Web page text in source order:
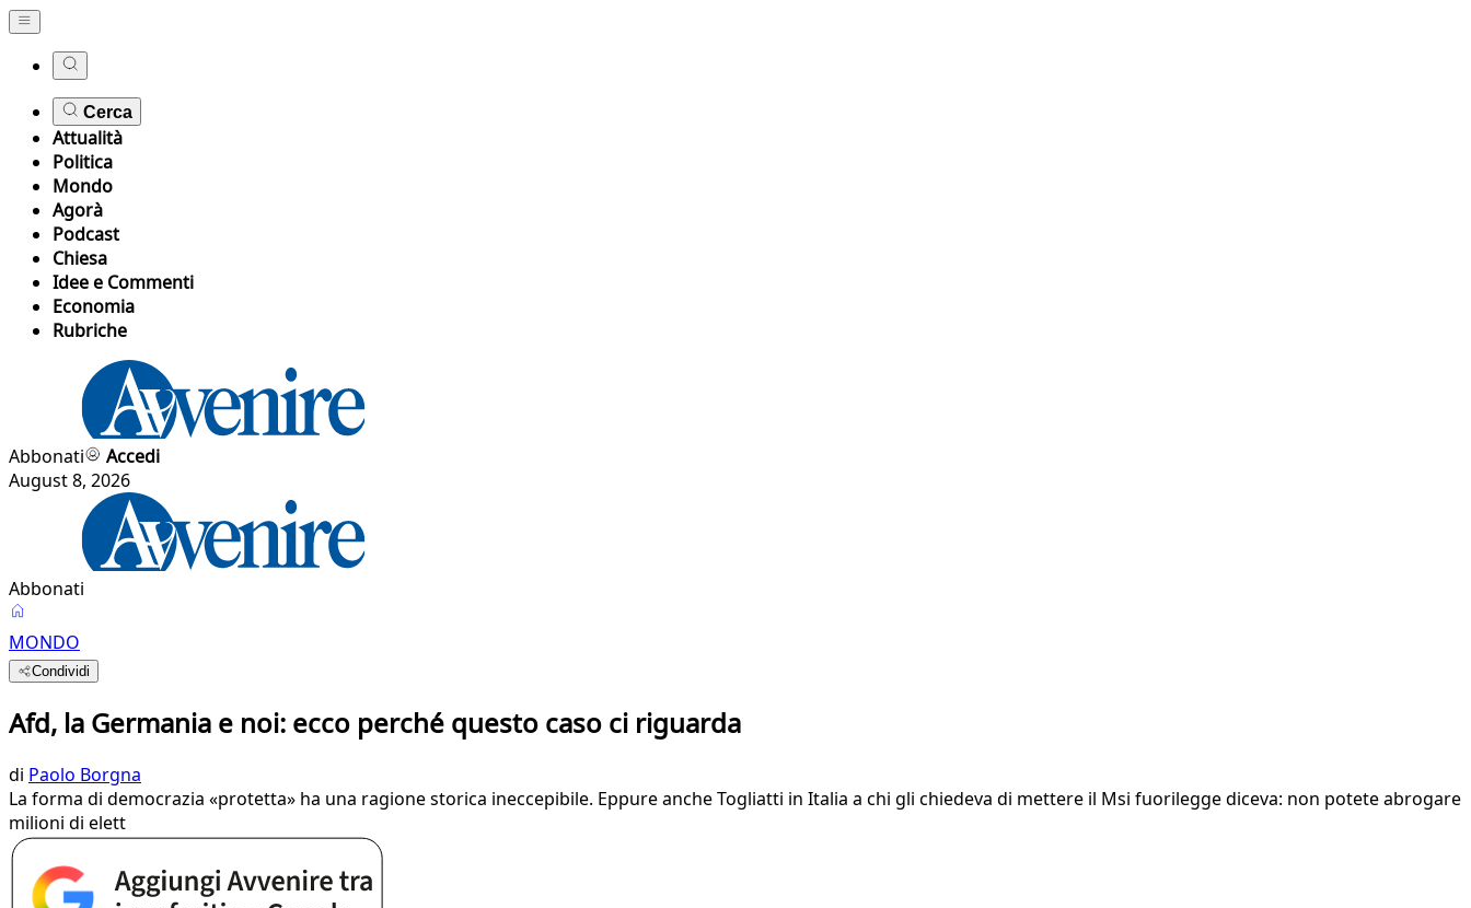
Cerca
Attualità
Politica
Mondo
Agorà
Podcast
Chiesa
Idee e Commenti
Economia
Rubriche
Abbonati
Accedi
August 8, 2026
Abbonati
MONDO
Condividi
Afd, la Germania e noi: ecco perché questo caso ci riguarda
di Paolo Borgna
La forma di democrazia «protetta» ha una ragione storica ineccepibile. Eppure anche Togliatti in Italia a chi gli chiedeva di mettere il Msi fuorilegge diceva: non potete abrogare
milioni di elett